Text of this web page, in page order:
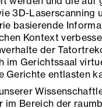
3D-Laserscanning
basierende
Kontext
der
im Gerichtssaal
Gerichte entlasten
im Bereich der